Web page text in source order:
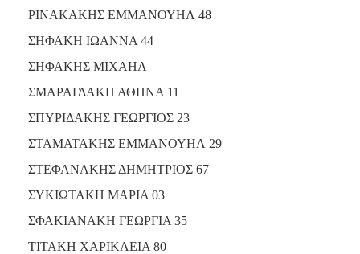
ΡΙΝΑΚΑΚΗΣ ΕΜΜΑΝΟΥΗΛ 48
ΣΗΦΑΚΗ ΙΩΑΝΝΑ 44
ΣΗΦΑΚΗΣ ΜΙΧΑΗΛ
ΣΜΑΡΑΓΔΑΚΗ ΑΘΗΝΑ 11
ΣΠΥΡΙΔΑΚΗΣ ΓΕΩΡΓΙΟΣ 23
ΣΤΑΜΑΤΑΚΗΣ ΕΜΜΑΝΟΥΗΛ 29
ΣΤΕΦΑΝΑΚΗΣ ΔΗΜΗΤΡΙΟΣ 67
ΣΥΚΙΩΤΑΚΗ ΜΑΡΙΑ 03
ΣΦΑΚΙΑΝΑΚΗ ΓΕΩΡΓΙΑ 35
ΤΙΤΑΚΗ ΧΑΡΙΚΛΕΙΑ 80